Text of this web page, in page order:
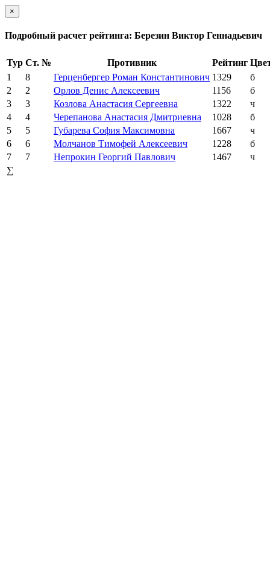
×
Подробный расчет рейтинга: Березин Виктор Геннадьевич
Тур Ст. № Противник Рейтинг
1
8 Герценбергер Роман Константинович 1329
б
2
2 Орлов Денис Алексеевич 1156
б
3
3 Козлова Анастасия Сергеевна 1322
ч
4
4 Черепанова Анастасия Дмитриевна 1028
б
5
5 Губарева София Максимовна 1667
ч
6
6 Молчанов Тимофей Алексеевич 1228
б
7
7 Непрокин Георгий Павлович 1467
ч
∑